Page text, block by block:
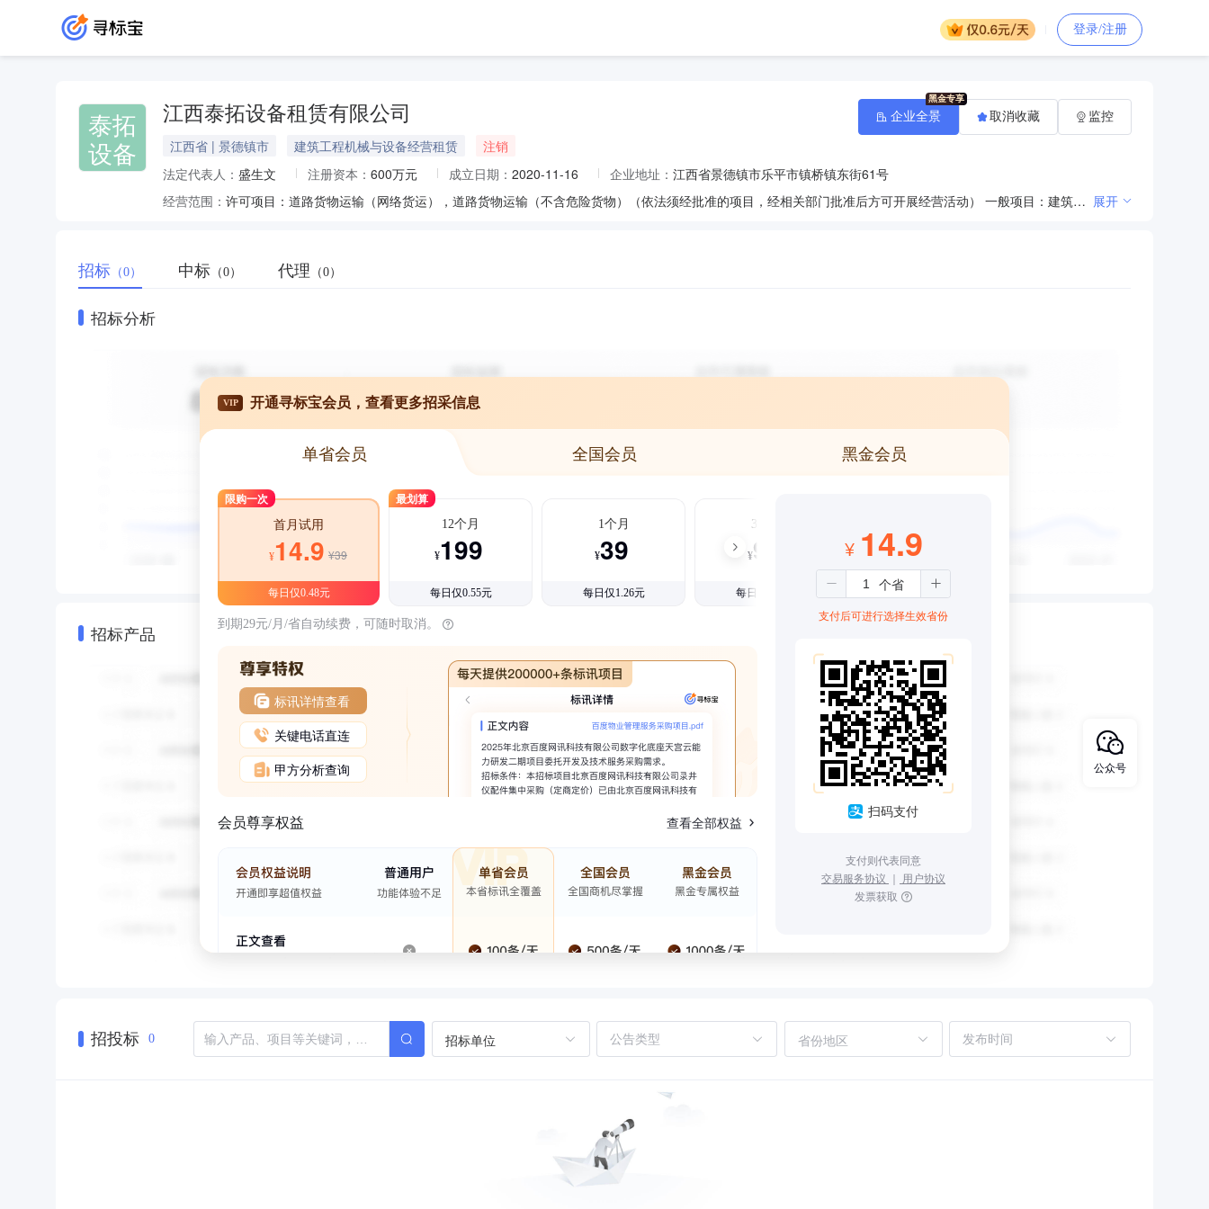
登录/注册
泰拓
设备
江西泰拓设备租赁有限公司
江西省 | 景德镇市 建筑工程机械与设备经营租赁
注销
法定代表人： 盛生文 注册资本： 600万元 成立日期： 2020-11-16 企业地址： 江西省景德镇市乐平市镇桥镇东街61号
经营范围：
许可项目：道路货物运输（网络货运），道路货物运输（不含危险货物）（依法须经批准的项目，经相关部门批准后方可开展经营活动） 一般项目：建筑工程机械与设备租赁，建筑工程用机械销售，机械设备租赁，运输货物打包服务，停车场服务，国内货物运输代理，专用设备修理，机械设备销售，机械零件、零部件销售（除许可业务外，可自主依法经营法律法规非禁止或限制的项目） 展开
企业全景 取消收藏 监控
招标 （0） 中标 （0） 代理 （0）
招标分析
招标产品
VIP 开通寻标宝会员，查看更多招采信息
单省会员 全国会员 黑金会员
限购一次
首月试用
¥14.9 ¥39
每日仅0.48元
最划算
12个月
¥199
每日仅0.55元
1个月
¥39
每日仅1.26元
3个月
¥99
每日仅1.08元
到期29元/月/省自动续费，可随时取消。
标讯详情查看
关键电话直连
甲方分析查询
会员尊享权益 查看全部权益
¥ 14.9
支付后可进行选择生效省份
扫码支付
支付则代表同意
交易服务协议 ｜ 用户协议
发票获取
招投标 0 招标单位 省份地区
公众号